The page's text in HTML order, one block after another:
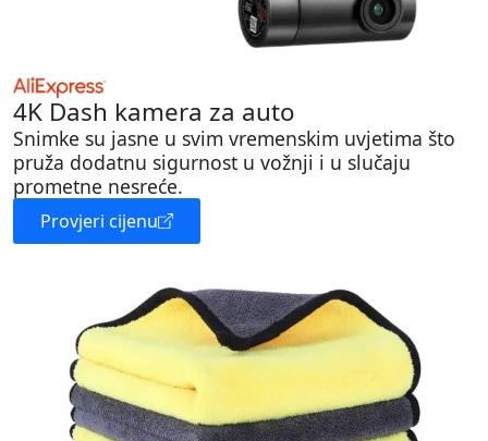
4K Dash kamera za auto
Snimke su jasne u svim vremenskim uvjetima što
pruža dodatnu sigurnost u vožnji i u slučaju
prometne nesreće.
Provjeri cijenu